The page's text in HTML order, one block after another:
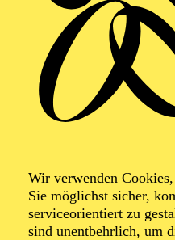
Wir verwenden
Sie möglichst sicher,
serviceorientiert zu
sind unentbehrlich, um
Foto: Benne Ochs